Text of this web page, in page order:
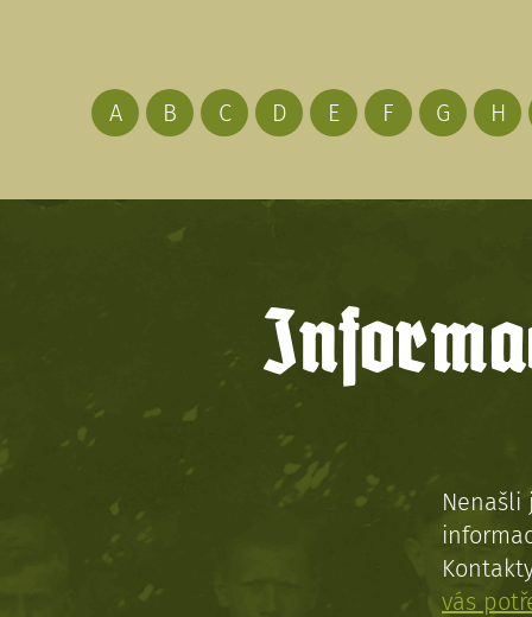
A B C D E F G H
Nenašli
vás